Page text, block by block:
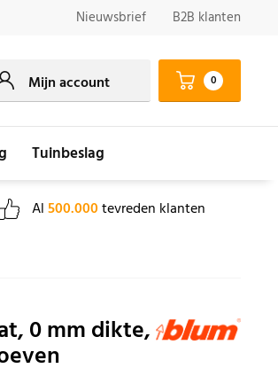
Nieuwsbrief B2B klanten
Mijn account 0
Tuinbeslag
Al500.000tevreden klanten
0 mm dikte,